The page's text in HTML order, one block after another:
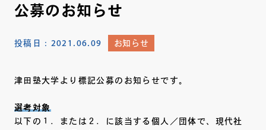
公募のお知らせ
投稿日： 2021.06.09 お知らせ
津田塾大学より標記公募のお知らせです。
選考対象
以下の１．または２．に該当する個人／団体で、現代社